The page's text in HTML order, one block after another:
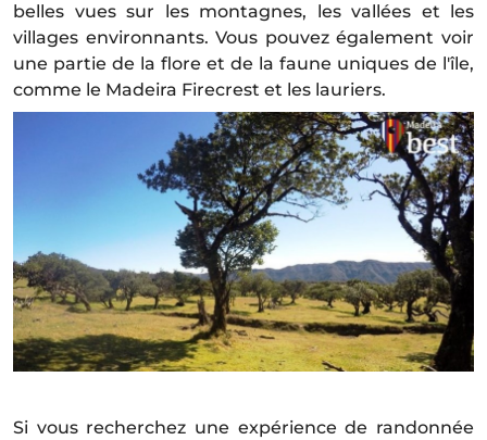
belles vues sur les montagnes, les vallées et les
villages environnants. Vous pouvez également voir
une partie de la flore et de la faune uniques de l'île,
comme le Madeira Firecrest et les lauriers.
Si vous recherchez une expérience de randonnée